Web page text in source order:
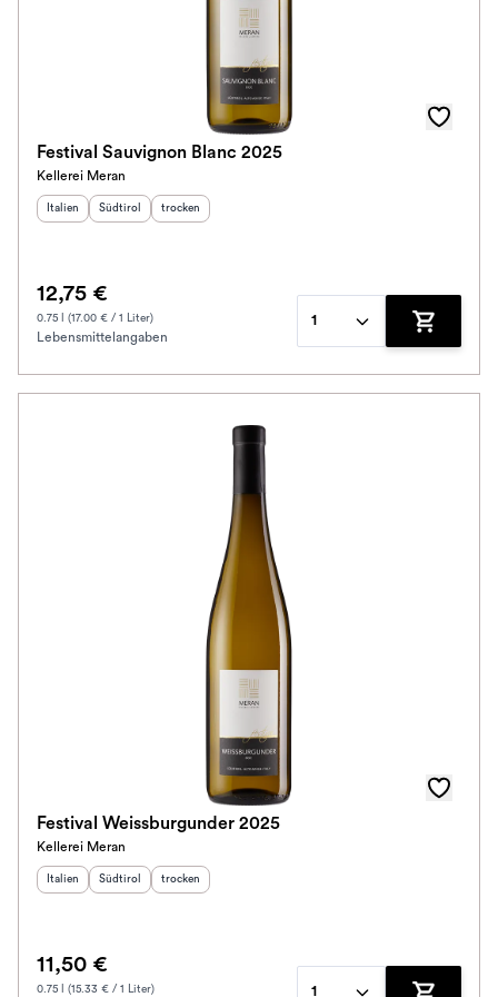
Festival Sauvignon Blanc 2025
Kellerei Meran
Herkunftsland:
Italien Herkunftsregion:
Südtirol Geschmack
trocken
12,75 €
0.75 l (17.00 € / 1 Liter)
Lebensmittelangaben
1
Zum
Festival Weissburgunder 2025
Kellerei Meran
Herkunftsland:
Italien Herkunftsregion:
Südtirol Geschmack
trocken
11,50 €
0.75 l (15.33 € / 1 Liter)
1